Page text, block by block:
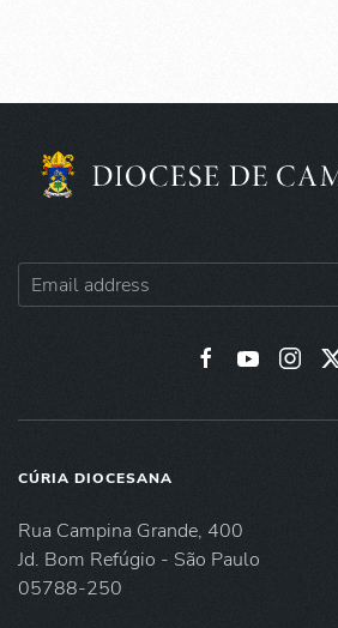
CÚRIA DIOCESANA
Rua Campina Grande, 400
Jd. Bom Refúgio - São Paulo
05788-250